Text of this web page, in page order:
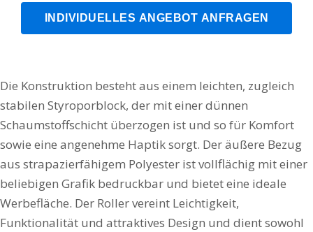
INDIVIDUELLES ANGEBOT ANFRAGEN
Die Konstruktion besteht aus einem leichten, zugleich
stabilen Styroporblock, der mit einer dünnen
Schaumstoffschicht überzogen ist und so für Komfort
sowie eine angenehme Haptik sorgt. Der äußere Bezug
aus strapazierfähigem Polyester ist vollflächig mit einer
beliebigen Grafik bedruckbar und bietet eine ideale
Werbefläche. Der Roller vereint Leichtigkeit,
Funktionalität und attraktives Design und dient sowohl